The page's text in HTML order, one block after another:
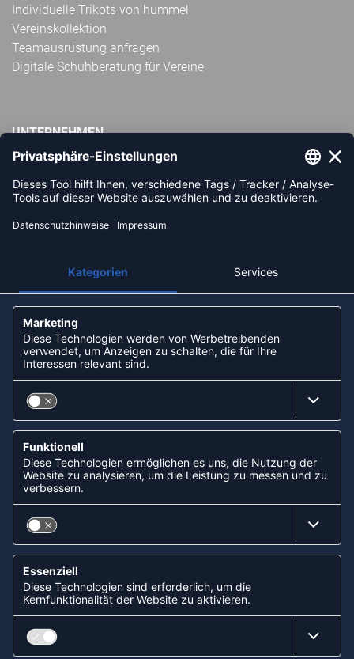
Individuelle Trikots von hummel
Vereinskollektion
Teamausrüstung anfragen
Digitale Schuhberatung für Vereine
UNTERNEHMEN
Impressum
AGB
Widerrufsbelehrung
Partner: Handball-Camp
Nachhaltigkeit und Soziales
ZAHLUNGSARTEN
Apple Pay
Lastschrift (ELV) via Sofort
Kreditkarte
Rechnungskauf via Klarna
Vorkasse
ABONNIERE JETZT DEN KOSTENLOSEN
HANDBALLDIREKT-NEWSLETTER UND VERPASSE KEINE
NEUIGKEIT ODER AKTION MEHR.
JETZT ANMELDEN
FOLLOW US